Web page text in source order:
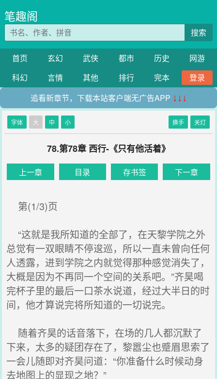
笔趣阁
搜索
首页 玄幻 武侠 都市 历史
网游
科幻
言情 其他 排行 完本
登录
追看新章节，下载本站客户端无广告APP ↓↓↓
字体 大 中 小 换手 关灯
78.第78章 西行-《只有他活着》
上一章 目录 存书签 下一章
第(1/3)页
“这就是我所知道的全部了，在天黎学院之外
总觉有一双眼睛不停逡巡，所以一直未曾向任何
人透露，进到学院之内就觉得那种感觉消失了，
大概是因为不再同一个空间的关系吧。”齐昊喝
完杯子里的最后一口茶水说道，经过大半日的时
间，他才算说完将所知道的一切说完。
随着齐昊的话音落下，在场的几人都沉默了
下来，太多的疑团存在了，黎嚣尘也蹙眉思索了
一会儿随即对齐昊问道：“你准备什么时候动身
去地图上的显现之地？”